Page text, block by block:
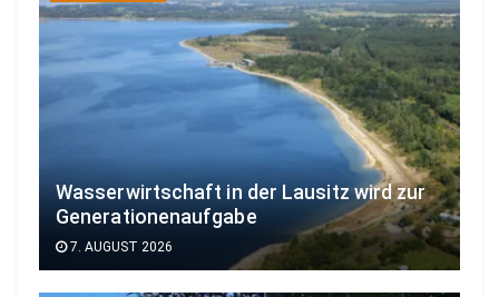
Wasserwirtschaft in der Lausitz wird zur
Generationenaufgabe
7. AUGUST 2026